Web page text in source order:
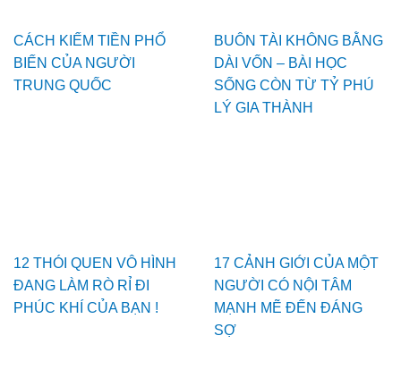
CÁCH KIẾM TIỀN PHỔ
BIẾN CỦA NGƯỜI
TRUNG QUỐC
BUÔN TÀI KHÔNG BẰNG
DÀI VỐN – BÀI HỌC
SỐNG CÒN TỪ TỶ PHÚ
LÝ GIA THÀNH
12 THÓI QUEN VÔ HÌNH
ĐANG LÀM RÒ RỈ ĐI
PHÚC KHÍ CỦA BẠN !
17 CẢNH GIỚI CỦA MỘT
NGƯỜI CÓ NỘI TÂM
MẠNH MẼ ĐẾN ĐÁNG
SỢ